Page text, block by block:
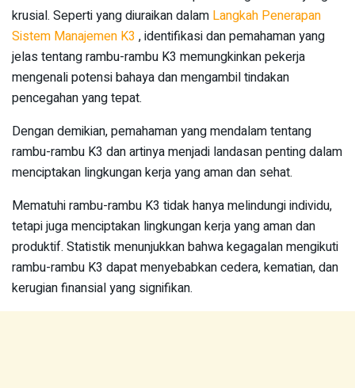
krusial. Seperti yang diuraikan dalam Langkah Penerapan
Sistem Manajemen K3 , identifikasi dan pemahaman yang
jelas tentang rambu-rambu K3 memungkinkan pekerja
mengenali potensi bahaya dan mengambil tindakan
pencegahan yang tepat.
Dengan demikian, pemahaman yang mendalam tentang
rambu-rambu K3 dan artinya menjadi landasan penting dalam
menciptakan lingkungan kerja yang aman dan sehat.
Mematuhi rambu-rambu K3 tidak hanya melindungi individu,
tetapi juga menciptakan lingkungan kerja yang aman dan
produktif. Statistik menunjukkan bahwa kegagalan mengikuti
rambu-rambu K3 dapat menyebabkan cedera, kematian, dan
kerugian finansial yang signifikan.